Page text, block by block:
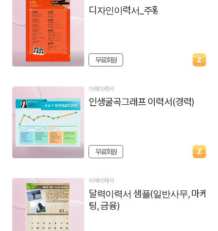
디자인이력서_주황
무료회원
이색이력서
인생굴곡그래프 이력서(경력)
무료회원
이색이력서
달력이력서 샘플(일반사무, 마케
팅, 금융)